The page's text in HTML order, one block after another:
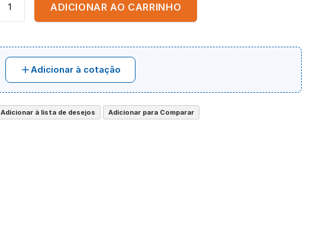
ADICIONAR AO CARRINHO
Adicionar à cotação
Adicionar à lista de desejos Adicionar para Comparar